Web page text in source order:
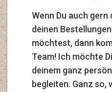
Wenn Du auch
deinen
möchtest, dann
Team! Ich möchte
deinem ganz
begleiten. Ganz so,